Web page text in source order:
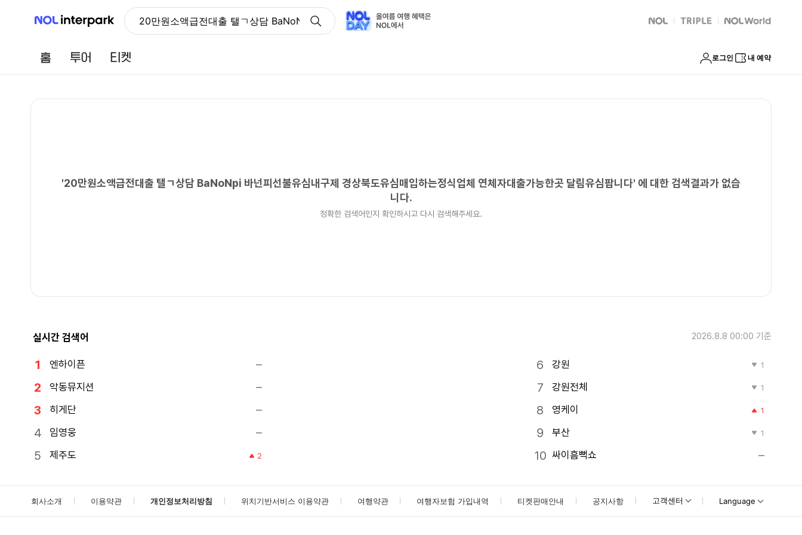
NOL 인터파크 20만원소액급전대출 탤ㄱ상담 BaNoNpi 바넌피선불유심내구제 경상북도유심매입하는정식업체 연체자대출가능한곳 달림유심팝니다
NOL 트리플 Global Interpark
홈 투어 로그인 내 예약
'20만원소액급전대출 탤ㄱ상담 BaNoNpi 바넌피선불유심내구제 경상북도유심매입하는정식업체 연체자대출가능한곳 달림유심팝니다' 에 대한 검색결과가 없습
니다.
정확한 검색어인지 확인하시고 다시 검색해주세요.
실시간 검색어 2026.8.8 00:00 기준
엔하이픈
악동뮤지션
히게단
임영웅
제주도
2
강원 1
강원전체 1
영케이 1
부산 1
싸이흠뻑쇼
회사소개 이용약관 개인정보처리방침 위치기반서비스 이용약관 여행약관 여행자보험 가입내역 티켓판매안내 공지사항 고객센터 Language